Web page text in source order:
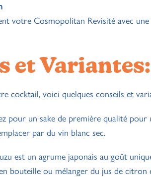
votre Cosmopolitan Revisité avec une
et Variantes:
cocktail, voici quelques conseils et
pour un sake de première qualité pour
par du vin blanc sec.
est un agrume japonais au goût
bouteille ou mélanger du jus de citron